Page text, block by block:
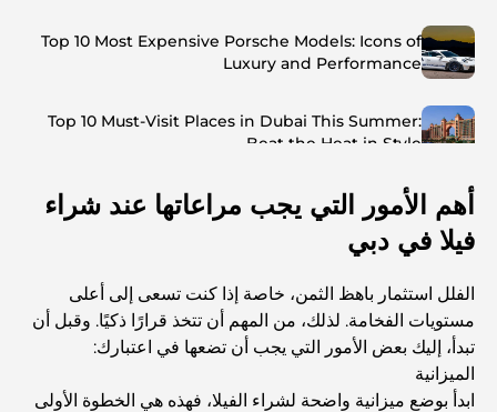
Top 10 Most Expensive Porsche Models: Icons of
Luxury and Performance
Top 10 Must-Visit Places in Dubai This Summer:
Beat the Heat in Style
Top 7 Busiest Airports in the World: Hub of Global
Travel
Abu Dhabi vs Dubai: A Practical Comparison for
Investors and Residents
Best Schools in Downtown Dubai: A Guide for
Families
أهم الأمور التي يجب مراعاتها عند شراء
فيلا في دبي
الفلل استثمار باهظ الثمن، خاصة إذا كنت تسعى إلى أعلى
مستويات الفخامة. لذلك، من المهم أن تتخذ قرارًا ذكيًا. وقبل أن
تبدأ، إليك بعض الأمور التي يجب أن تضعها في اعتبارك:
الميزانية
ابدأ بوضع ميزانية واضحة لشراء الفيلا، فهذه هي الخطوة الأولى